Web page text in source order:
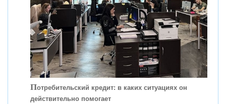
Потребительский кредит: в каких ситуациях он
действительно помогает